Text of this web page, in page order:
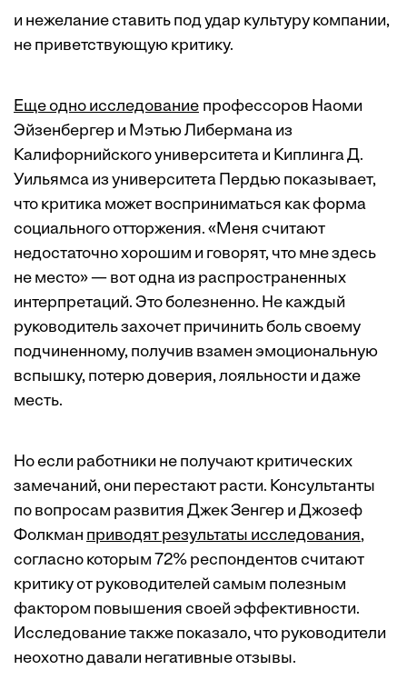
и нежелание ставить под удар культуру компании,
не приветствующую критику.
Еще одно исследование профессоров Наоми
Эйзенбергер и Мэтью Либермана из
Калифорнийского университета и Киплинга Д.
Уильямса из университета Пердью показывает,
что критика может восприниматься как форма
социального отторжения. «Меня считают
недостаточно хорошим и говорят, что мне здесь
не место» — вот одна из распространенных
интерпретаций. Это болезненно. Не каждый
руководитель захочет причинить боль своему
подчиненному, получив взамен эмоциональную
вспышку, потерю доверия, лояльности и даже
месть.
Но если работники не получают критических
замечаний, они перестают расти. Консультанты
по вопросам развития Джек Зенгер и Джозеф
Фолкман приводят результаты исследования,
согласно которым 72% респондентов считают
критику от руководителей самым полезным
фактором повышения своей эффективности.
Исследование также показало, что руководители
неохотно давали негативные отзывы.